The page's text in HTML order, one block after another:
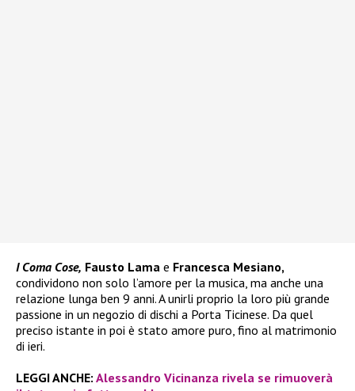
I Coma Cose, Fausto Lama e Francesca Mesiano,
condividono non solo l’amore per la musica, ma anche una
relazione lunga ben 9 anni. A unirli proprio la loro più grande
passione in un negozio di dischi a Porta Ticinese. Da quel
preciso istante in poi è stato amore puro, fino al matrimonio
di ieri.
LEGGI ANCHE: Alessandro Vicinanza rivela se rimuoverà